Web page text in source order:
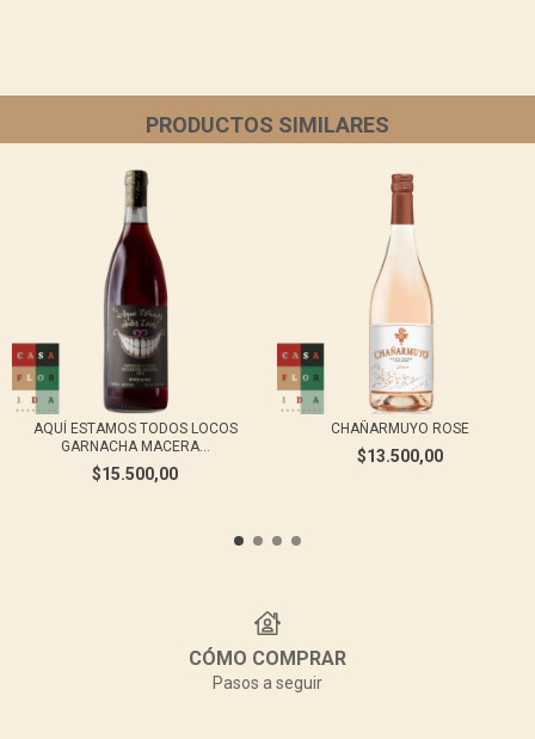
PRODUCTOS SIMILARES
AQUÍ ESTAMOS TODOS LOCOS
GARNACHA MACERA...
$15.500,00
CHAÑARMUYO ROSE
$13.500,00
CÓMO COMPRAR
Pasos a seguir